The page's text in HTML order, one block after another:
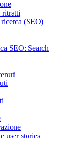
ritratti
(SEO)
SEO: Search
user stories